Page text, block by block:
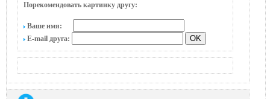
Порекомендовать картинку другу:
Ваше имя:
E-mail друга: